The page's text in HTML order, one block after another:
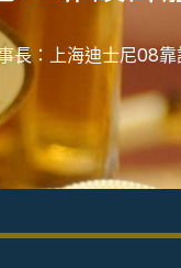
長：上海迪士尼08